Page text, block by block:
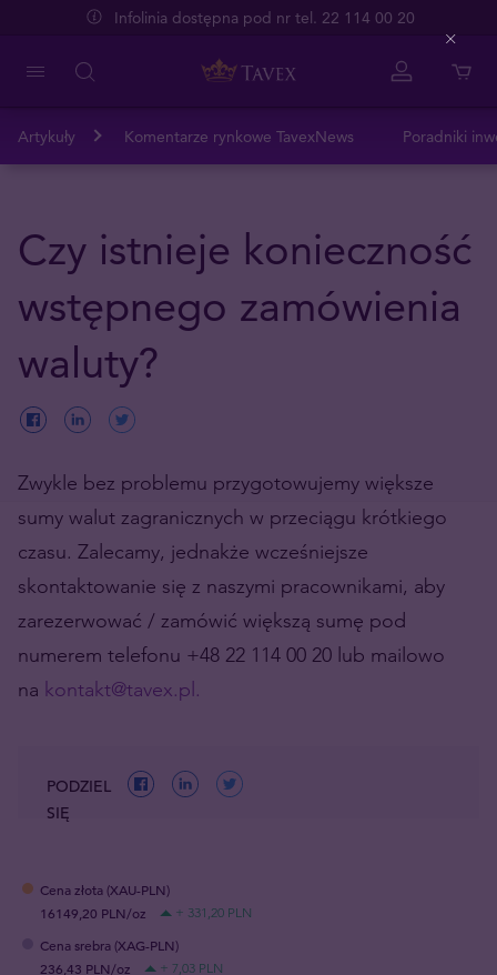
Infolinia dostępna pod nr tel. 22 114 00 20
Artykuły Komentarze rynkowe TavexNews Poradniki
Czy istnieje konieczność
wstępnego zamówienia
waluty?
Zwykle bez problemu przygotowujemy większe
sumy walut zagranicznych w przeciągu krótkiego
czasu. Zalecamy, jednakże wcześniejsze
skontaktowanie się z naszymi pracownikami, aby
zarezerwować / zamówić większą sumę pod
numerem telefonu +48 22 114 00 20 lub mailowo
na kontakt@tavex.pl.
PODZIEL
SIĘ
Cena złota (XAU-PLN)
16149,20 PLN/oz
+ 331,20 PLN
Cena srebra (XAG-PLN)
236,43 PLN/oz
+ 7,03 PLN
Close